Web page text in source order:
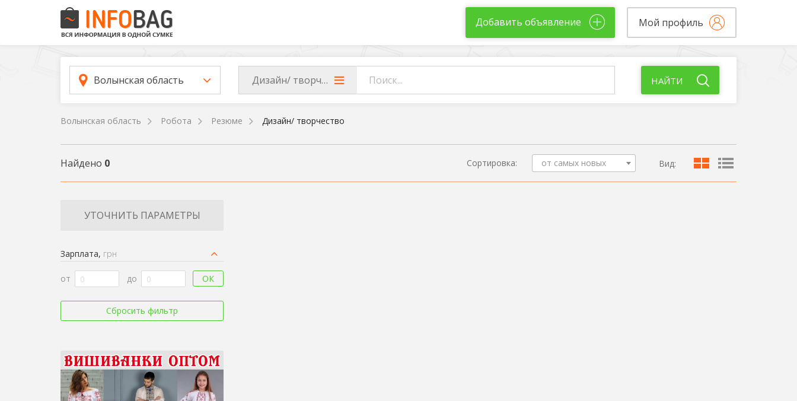
Добавить объявление Мой профиль
Волынская область Дизайн/ творчество НАЙТИ
Волынская область Робота Резюме Дизайн/ творчество
Найдено 0 Сортировка: от самых новых Вид:
УТОЧНИТЬ ПАРАМЕТРЫ
Зарплата, грн
от до ОК
Сбросить фильтр